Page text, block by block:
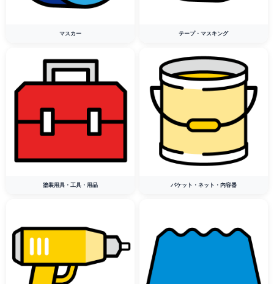
マスカー テープ・マスキング
塗装用具・工具・用品 バケット・ネット・内容器